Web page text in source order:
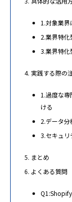
1.対象業界
2.業界特化
3.業界特化
実践する際の
1.過度な専
ける
2.データ分
3.セキュリ
まとめ
よくある質問